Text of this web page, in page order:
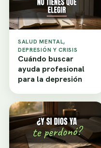
SALUD MENTAL,
DEPRESIÓN Y CRISIS
Cuándo buscar
ayuda profesional
para la depresión